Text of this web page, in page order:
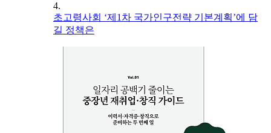
4.
초고령사회 ‘제1차 국가인구전략 기본계획’에 담
길 정책은